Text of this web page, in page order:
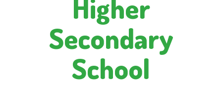
Higher
Secondary
School